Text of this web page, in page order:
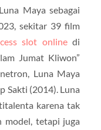
Maya sebagai
sekitar 39 film
slot onlinedi
Jumat Kliwon”
Luna Maya
Sakti (2014). Luna
karena tak
model, tetapi juga